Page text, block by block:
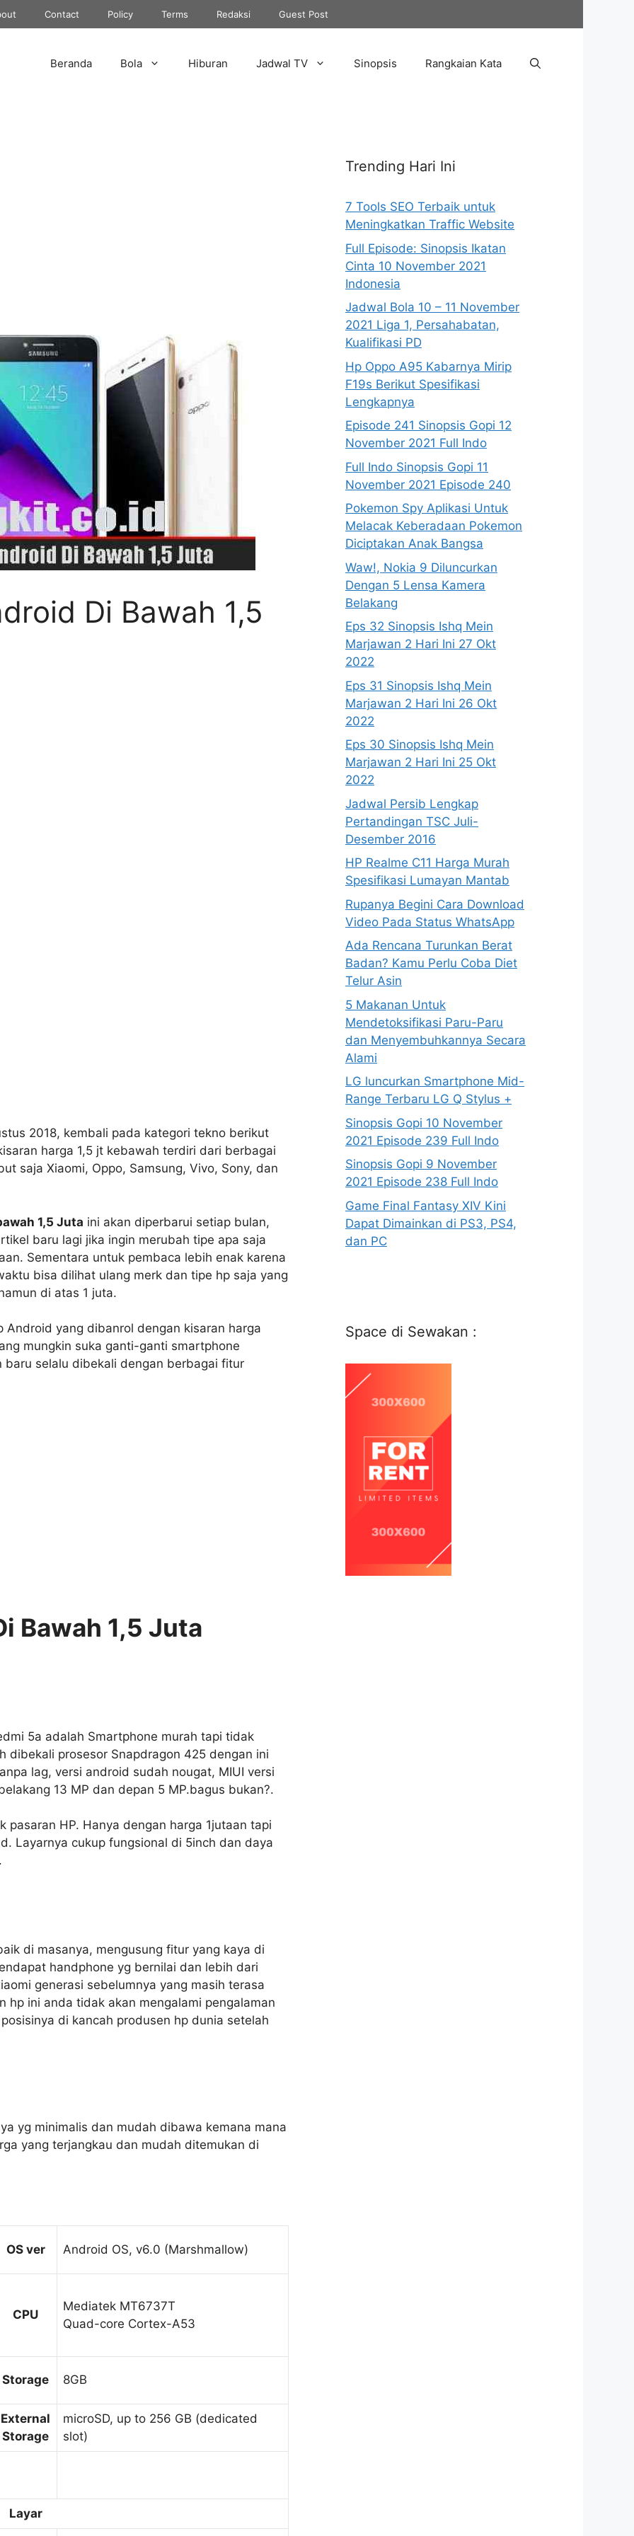
Contact Policy Terms Redaksi Guest Post
Beranda Bola Hiburan Jadwal TV Sinopsis Rangkaian Kata
Di Bawah 1,5
2018, kembali pada kategori tekno berikut
harga 1,5 jt kebawah terdiri dari berbagai
saja Xiaomi, Oppo, Samsung, Vivo, Sony, dan
1,5 Juta ini akan diperbarui setiap bulan,
baru lagi jika ingin merubah tipe apa saja
Sementara untuk pembaca lebih enak karena
bisa dilihat ulang merk dan tipe hp saja yang
di atas 1 juta.
yang dibanrol dengan kisaran harga
mungkin suka ganti-ganti smartphone
selalu dibekali dengan berbagai fitur
Bawah 1,5 Juta
5a adalah Smartphone murah tapi tidak
dibekali prosesor Snapdragon 425 dengan ini
lag, versi android sudah nougat, MIUI versi
13 MP dan depan 5 MP.bagus bukan?.
pasaran HP. Hanya dengan harga 1jutaan tapi
Layarnya cukup fungsional di 5inch dan daya
di masanya, mengusung fitur yang kaya di
handphone yg bernilai dan lebih dari
generasi sebelumnya yang masih terasa
hp ini anda tidak akan mengalami pengalaman
di kancah produsen hp dunia setelah
yg minimalis dan mudah dibawa kemana mana
yang terjangkau dan mudah ditemukan di
OS ver Android OS, v6.0 (Marshmallow)
CPU
Mediatek MT6737T
Quad-core Cortex-A53
Storage 8GB
External
Storage
microSD, up to 256 GB (dedicated
slot)
Layar
Trending Hari Ini
7 Tools SEO Terbaik untuk
Meningkatkan Traffic Website
Full Episode: Sinopsis Ikatan
Cinta 10 November 2021
Indonesia
Jadwal Bola 10 – 11 November
2021 Liga 1, Persahabatan,
Kualifikasi PD
Hp Oppo A95 Kabarnya Mirip
F19s Berikut Spesifikasi
Lengkapnya
Episode 241 Sinopsis Gopi 12
November 2021 Full Indo
Full Indo Sinopsis Gopi 11
November 2021 Episode 240
Pokemon Spy Aplikasi Untuk
Melacak Keberadaan Pokemon
Diciptakan Anak Bangsa
Waw!, Nokia 9 Diluncurkan
Dengan 5 Lensa Kamera
Belakang
Eps 32 Sinopsis Ishq Mein
Marjawan 2 Hari Ini 27 Okt
2022
Eps 31 Sinopsis Ishq Mein
Marjawan 2 Hari Ini 26 Okt
2022
Eps 30 Sinopsis Ishq Mein
Marjawan 2 Hari Ini 25 Okt
2022
Jadwal Persib Lengkap
Pertandingan TSC Juli-
Desember 2016
HP Realme C11 Harga Murah
Spesifikasi Lumayan Mantab
Rupanya Begini Cara Download
Video Pada Status WhatsApp
Ada Rencana Turunkan Berat
Badan? Kamu Perlu Coba Diet
Telur Asin
5 Makanan Untuk
Mendetoksifikasi Paru-Paru
dan Menyembuhkannya Secara
Alami
LG luncurkan Smartphone Mid-
Range Terbaru LG Q Stylus +
Sinopsis Gopi 10 November
2021 Episode 239 Full Indo
Sinopsis Gopi 9 November
2021 Episode 238 Full Indo
Game Final Fantasy XIV Kini
Dapat Dimainkan di PS3, PS4,
dan PC
Space di Sewakan :